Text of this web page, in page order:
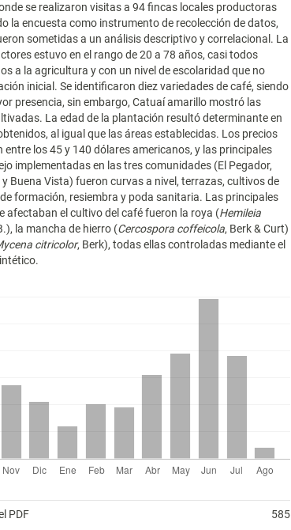
se realizaron visitas a 94 fincas locales productoras
la encuesta como instrumento de recolección de datos,
sometidas a un análisis descriptivo y correlacional. La
estuvo en el rango de 20 a 78 años, casi todos
a la agricultura y con un nivel de escolaridad que no
inicial. Se identificaron diez variedades de café, siendo
presencia, sin embargo, Catuaí amarillo mostró las
La edad de la plantación resultó determinante en
al igual que las áreas establecidas. Los precios
entre los 45 y 140 dólares americanos, y las principales
implementadas en las tres comunidades (El Pegador,
Buena Vista) fueron curvas a nivel, terrazas, cultivos de
formación, resiembra y poda sanitaria. Las principales
afectaban el cultivo del café fueron la roya (Hemileia
la mancha de hierro (Cercospora coffeicola, Berk & Curt)
citricolor, Berk), todas ellas controladas mediante el
PDF 585